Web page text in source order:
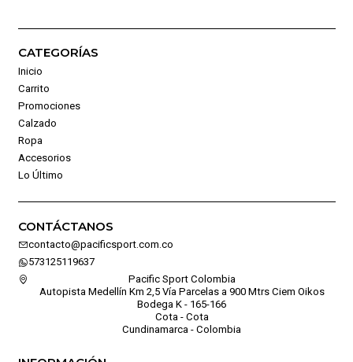
CATEGORÍAS
Inicio
Carrito
Promociones
Calzado
Ropa
Accesorios
Lo Último
CONTÁCTANOS
contacto@pacificsport.com.co
573125119637
Pacific Sport Colombia
Autopista Medellín Km 2,5 Vía Parcelas a 900 Mtrs Ciem Oikos
Bodega K - 165-166
Cota - Cota
Cundinamarca - Colombia